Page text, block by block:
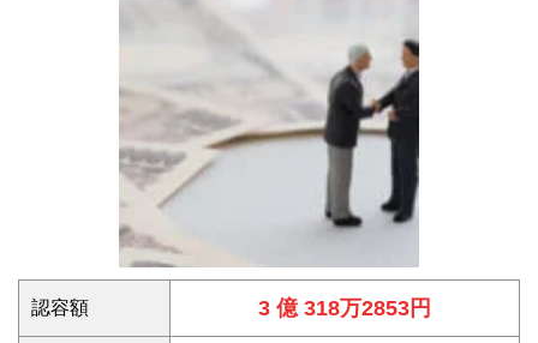
認容額 3 億 318万2853円